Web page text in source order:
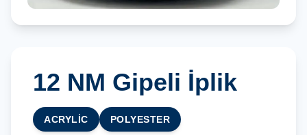
12 NM Gipeli İplik
ACRYLIC POLYESTER